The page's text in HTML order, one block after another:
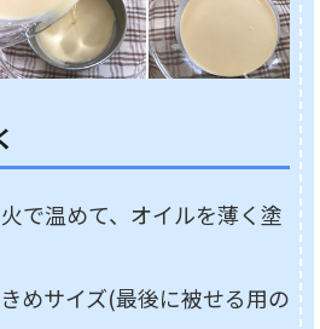
で温めて、オイルを薄く塗
めサイズ(最後に被せる用の